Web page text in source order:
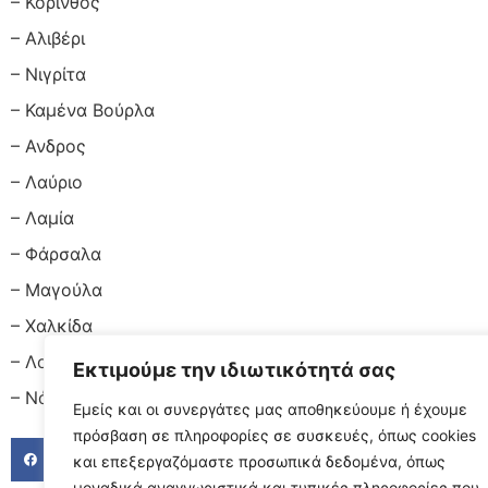
Εκτιμούμε την ιδιωτικότητά σας
Εμείς και οι συνεργάτες μας αποθηκεύουμε ή έχουμε
πρόσβαση σε πληροφορίες σε συσκευές, όπως cookies
και επεξεργαζόμαστε προσωπικά δεδομένα, όπως
– Αλιβέρι
– Νιγρίτα
– Καμένα Βούρλα
– Ανδρος
– Λαύριο
– Λαμία
– Φάρσαλα
– Μαγούλα
– Χαλκίδα
– Λουτράκι
– Νάξος
FACEBOOK TWITTER